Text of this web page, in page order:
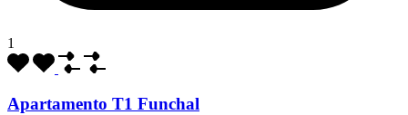
1
Apartamento T1 Funchal